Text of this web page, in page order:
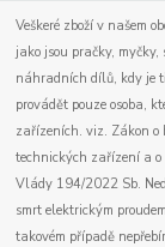
Veškeré zboží v našem
jako jsou pračky,
náhradních dílů, kdy je
provádět pouze osoba,
zařízeních. viz. Zákon o
technických zařízení a
Vlády 194/2022 Sb.
smrt elektrickým
takovém případě